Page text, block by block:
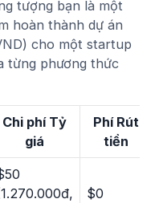
tượng bạn là một
hoàn thành dự án
cho một startup
từng phương thức
Chi phí Tỷ
giá
Phí Rút
tiền
$0